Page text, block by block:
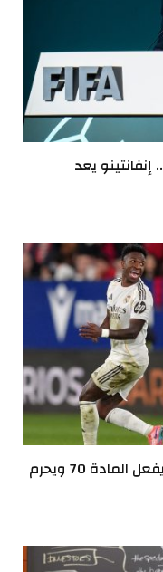
تذاكر المليوني دولار لمونديال 2026.. إنفانتينو يعد
بسبب أزمته مع ريال مدريد.. “فيفا” يفعل المادة 70 ويحرم